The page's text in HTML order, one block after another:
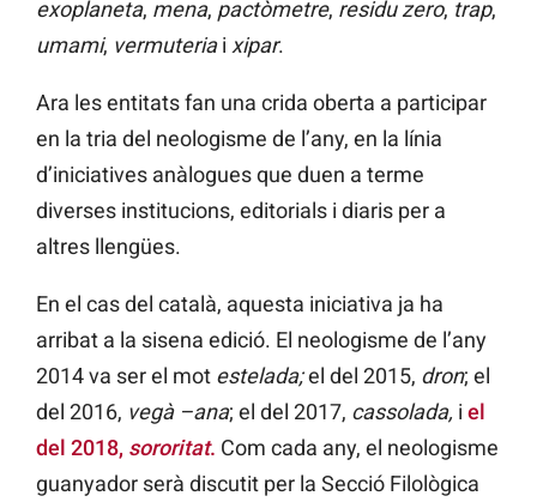
exoplaneta, mena, pactòmetre, residu zero, trap,
umami, vermuteriai xipar.
Ara les entitats fan una crida oberta a participar
en la tria del neologisme de l’any, en la línia
d’iniciatives anàlogues que duen a terme
diverses institucions, editorials i diaris per a
altres llengües.
En el cas del català, aquesta iniciativa ja ha
arribat a la sisena edició. El neologisme de l’any
2014 va ser el mot estelada;el del 2015, dron; el
del 2016, vegà –ana; el del 2017, cassolada, i el
del 2018, sororitat. Com cada any, el neologisme
guanyador serà discutit per la Secció Filològica